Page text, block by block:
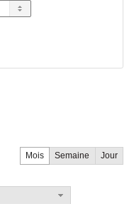
Mois Semaine Jour